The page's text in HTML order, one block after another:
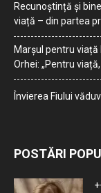
Recunoștință și
viață – din partea
Marșul pentru viață
Orhei: „Pentru
Învierea Fiului
POSTĂRI